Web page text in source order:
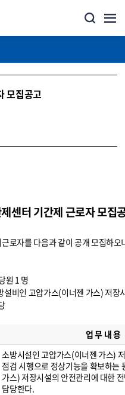
모집공고
센터 기간제 근로자 모집
로자를 다음과 같이 공개 모집하오
원 1 명
비인 고압가스(이너젠 가스) 저장
업 무 내 용
소방시설인 고압가스(이너젠 가스)
점검 시행으로 정상기능을 확보하는
가스) 저장시설의 안전관리에 대한
담당한다.